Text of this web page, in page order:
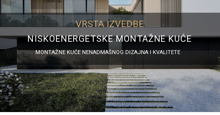
MONTAŽNE KUĆE NENADMAŠNOG DIZAJNA I KVALITETE
VRSTA IZVEDBE
NISKOENERGETSKE MONTAŽNE KUĆE